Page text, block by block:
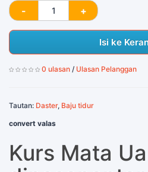
Isi ke
0 ulasan / Ulasan Pelanggan
Tautan: Daster, Baju tidur
convert valas
Kurs Mata